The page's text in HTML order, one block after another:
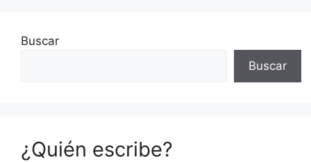
Buscar
Buscar
¿Quién escribe?